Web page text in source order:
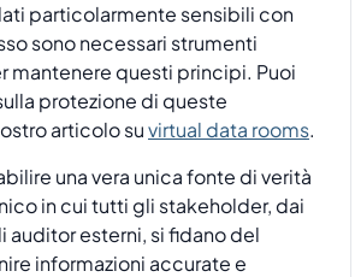
particolarmente sensibili con
sono necessari strumenti
mantenere questi principi. Puoi
protezione di queste
articolo suvirtual data rooms.
una vera unica fonte di verità
in cui tutti gli stakeholder, dai
auditor esterni, si fidano del
informazioni accurate e